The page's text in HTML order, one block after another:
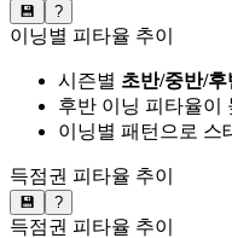
💾 ?
이닝별 피타율 추이
시즌별 초반/중반/후
후반 이닝 피타율이
이닝별 패턴으로 스
득점권 피타율 추이
💾 ?
득점권 피타율 추이